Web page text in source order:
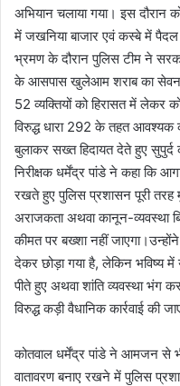
अभियान चलाया गया। इस दौरान
में जखनिया बाजार एवं कस्बे में
भ्रमण के दौरान पुलिस टीम ने
के आसपास खुलेआम शराब का सेवन
52 व्यक्तियों को हिरासत में लेकर
विरुद्ध धारा 292 के तहत आवश्यक
बुलाकर सख्त हिदायत देते हुए सुपुर्द
निरीक्षक धर्मेंद्र पांडे ने कहा कि
रखते हुए पुलिस प्रशासन पूरी तरह
अराजकता अथवा कानून-व्यवस्था
कीमत पर बख्शा नहीं
देकर छोड़ा गया है, लेकिन भविष्य में
पीते हुए अथवा शांति व्यवस्था भंग
विरुद्ध कड़ी वैधानिक कार्रवाई की
कोतवाल धर्मेंद्र पांडे ने आमजन से भी
वातावरण बनाए रखने में पुलिस